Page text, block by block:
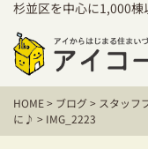
杉並区を中心に1,000
HOME> ブログ> スタッフ
に♪ > IMG_2223